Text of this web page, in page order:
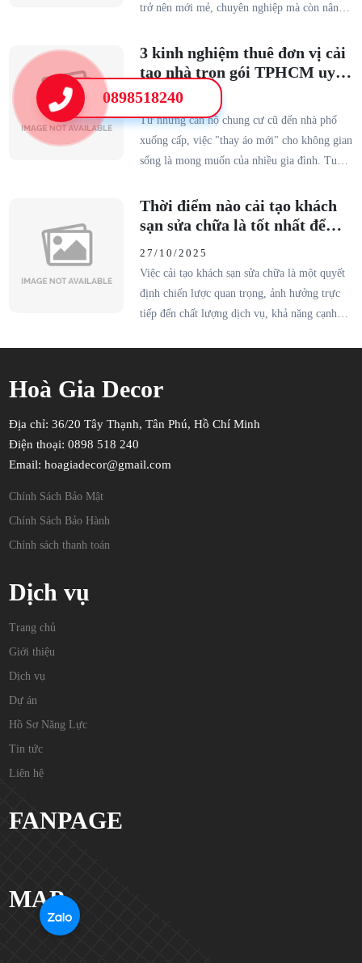
trở nên mới mẻ, chuyên nghiệp mà còn nâng
công trong giờ làm dễ gây gián đoạn và ảnh
hưởng đến năng suất.
3 kinh nghiệm thuê đơn vị cải
tạo nhà trọn gói TPHCM uy
tín
24/10/2025
Từ những căn hộ chung cư cũ đến nhà phố
xuống cấp, việc "thay áo mới" cho không gian
sống là mong muốn của nhiều gia đình. Tuy
trọn gói TPHCM uy tín, chuyên nghiệp lại là
một thách thức lớn. Nếu lựa chọn sai, bạn
không đảm bảo.
Thời điểm nào cải tạo khách
sạn sửa chữa là tốt nhất để
27/10/2025
Việc cải tạo khách sạn sửa chữa là một quyết
định chiến lược quan trọng, ảnh hưởng trực
tiếp đến chất lượng dịch vụ, khả năng cạnh
giảm hiệu suất kinh doanh đáng kể.
Hoà Gia Decor
Địa chỉ: 36/20 Tây Thạnh, Tân Phú, Hồ Chí Minh
Điện thoại: 0898 518 240
Email: hoagiadecor@gmail.com
Chính Sách Bảo Mật
Chính Sách Bảo Hành
Chính sách thanh toán
Dịch vụ
Trang chủ
Giới thiệu
Dịch vụ
Dự án
Hồ Sơ Năng Lực
Tin tức
Liên hệ
FANPAGE
MAP
0898518240